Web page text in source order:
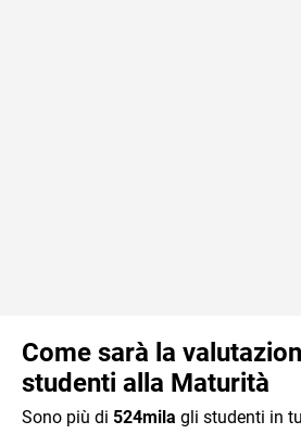
Come sarà la
studenti alla Maturità
Sono più di 524mila gli studenti in